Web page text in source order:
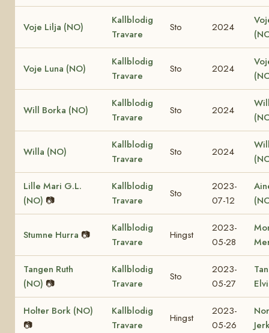
Voje Lilja (NO)
Kallblodig
Travare
Sto 2024
Voje Luna (NO)
Kallblodig
Travare
Sto 2024
Will Borka (NO)
Kallblodig
Travare
Sto 2024
Willa (NO)
Kallblodig
Travare
Sto 2024
Lille Mari G.L.
(NO) 📷
Kallblodig
Travare
Sto
2023-
07-12
Stumne Hurra 📷
Kallblodig
Travare
Hingst
2023-
05-28
Tangen Ruth
(NO) 📷
Kallblodig
Travare
Sto
2023-
05-27
Holter Bork (NO)
📷
Kallblodig
Travare
Hingst
2023-
05-26